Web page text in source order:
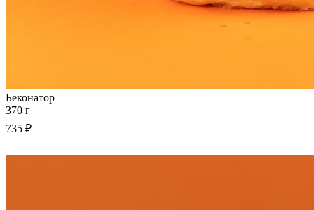
Беконатор
370 г
735 ₽